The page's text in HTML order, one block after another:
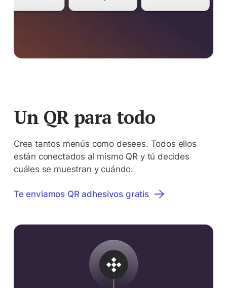
Un QR para todo
Crea tantos menús como desees. Todos ellos
están conectados al mismo QR y tú decides
cuáles se muestran y cuándo.
Te enviamos QR adhesivos gratis